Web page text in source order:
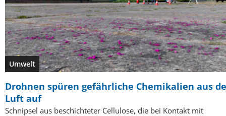
Umwelt
Drohnen spüren gefährliche Chemikalien aus
Luft auf
Schnipsel aus beschichteter Cellulose, die bei Kontakt mit